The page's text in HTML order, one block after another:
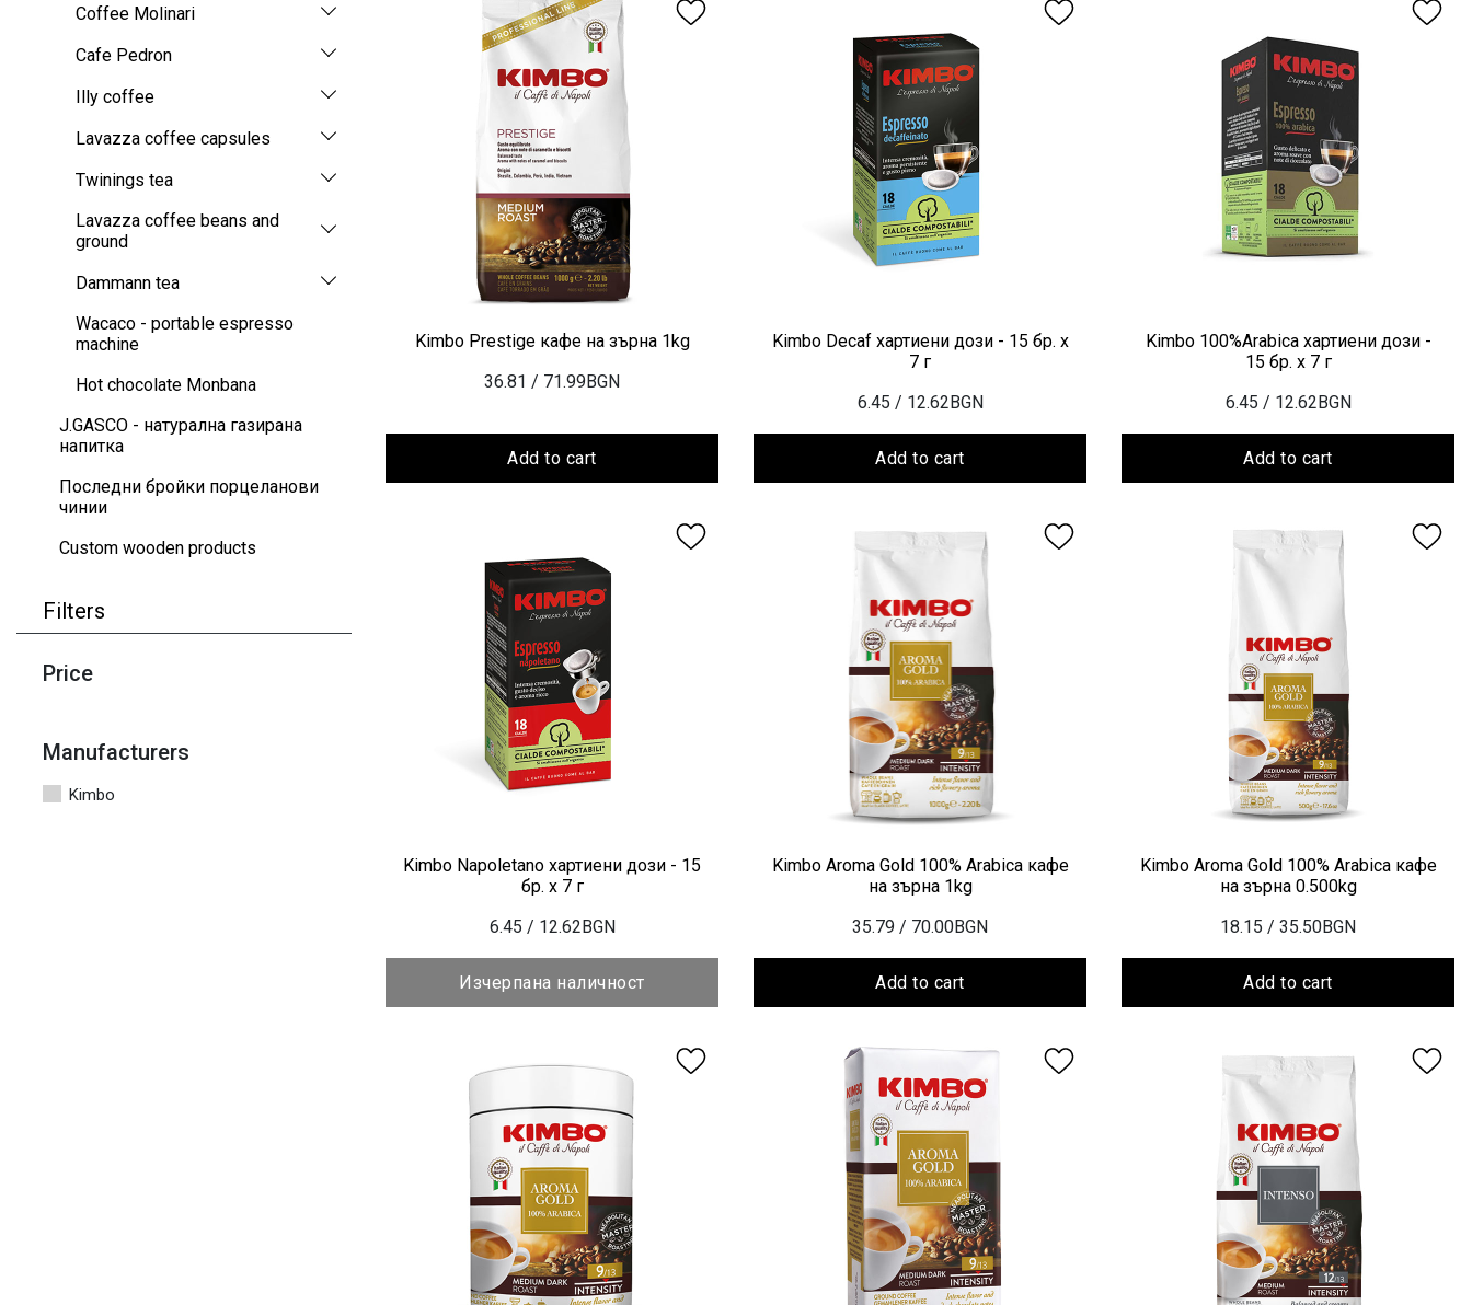
Coffee Molinari
Cafe Pedron
Illy coffee
Lavazza coffee capsules
Twinings tea
Lavazza coffee beans and
ground
Dammann tea
Wacaco - portable espresso
machine
Hot chocolate Monbana
J.GASCO - натурална газирана
напитка
Последни бройки порцеланови
чинии
Custom wooden products
Filters
Price
Manufacturers
Kimbo
Kimbo Prestige кафе на зърна 1kg
36.81 / 71.99BGN
Add to cart
Kimbo Decaf хартиени дози - 15 бр. х
7 г
6.45 / 12.62BGN
Add to cart
Kimbo 100%Arabica хартиени дози -
15 бр. х 7 г
6.45 / 12.62BGN
Add to cart
Kimbo Napoletano хартиени дози - 15
бр. х 7 г
6.45 / 12.62BGN
Изчерпана наличност
Kimbo Aroma Gold 100% Arabica кафе
на зърна 1kg
35.79 / 70.00BGN
Add to cart
Kimbo Aroma Gold 100% Arabica кафе
на зърна 0.500kg
18.15 / 35.50BGN
Add to cart